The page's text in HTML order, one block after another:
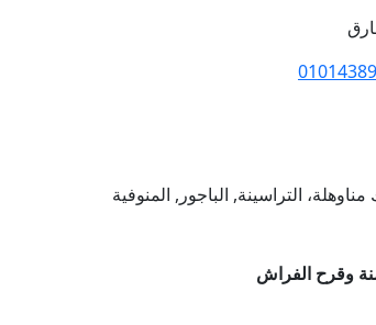
التراسينة, الباجور, المنوفية
وقرح الفراش